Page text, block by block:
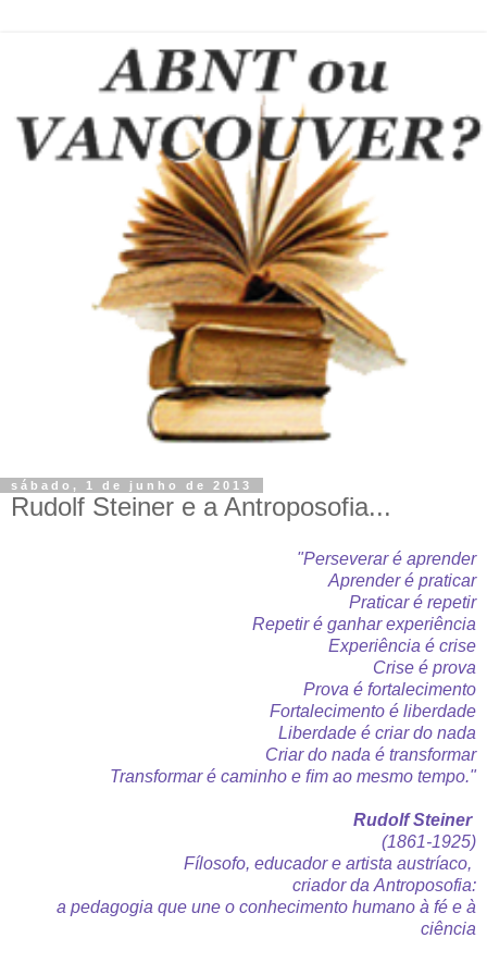
sábado, 1 de junho de 2013
Rudolf Steiner e a Antroposofia...
"Perseverar é aprender
Aprender é praticar
Praticar é repetir
Repetir é ganhar experiência
Experiência é crise
Crise é prova
Prova é fortalecimento
Fortalecimento é liberdade
Liberdade é criar do nada
Criar do nada é transformar
Transformar é caminho e ﬁm ao mesmo tempo."
Rudolf Steiner
(1861-1925)
Fílosofo, educador e artista austríaco,
criador da Antroposofia:
a pedagogia que une o conhecimento humano à fé e à
ciência